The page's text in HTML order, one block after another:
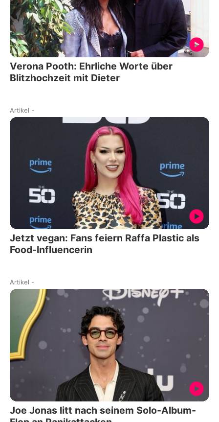
Verona Pooth: Ehrliche Worte über
Blitzhochzeit mit Dieter
Artikel -
Jetzt vegan: Fans feiern Raffa Plastic als
Food-Influencerin
Artikel -
Joe Jonas litt nach seinem Solo-Album-